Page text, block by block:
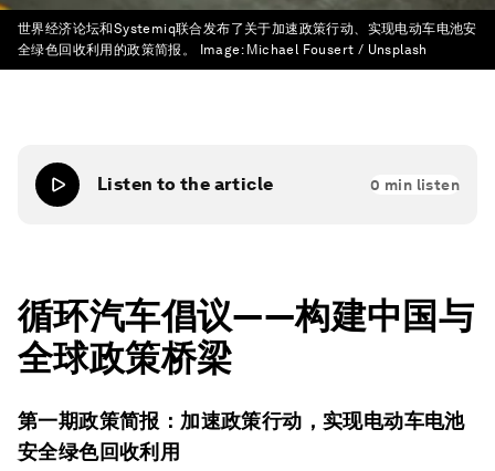
世界经济论坛和Systemiq联合发布了关于加速政策行动、实现电动车电池安
全绿色回收利用的政策简报。
Image: Michael Fousert / Unsplash
Listen to the article 0 min listen
循环汽车倡议——构建中国与
全球政策桥梁
第一期政策简报：加速政策行动，实现电动车电池
安全绿色回收利用